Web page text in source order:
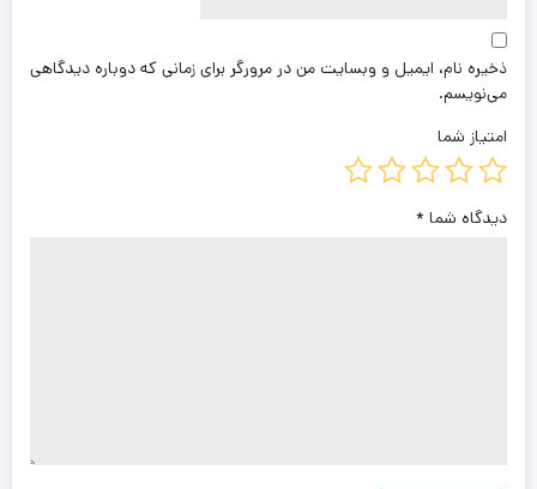
ذخیره نام، ایمیل و وبسایت من در مرورگر برای زمانی که دوباره دیدگاهی
می‌نویسم.
امتیاز شما
دیدگاه شما *